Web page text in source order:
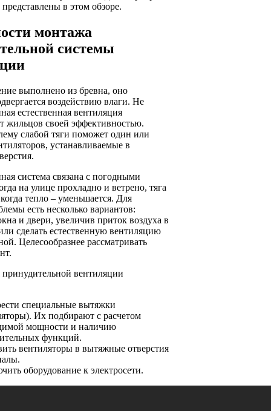
в этом обзоре.
монтажа
системы
выполнено из бревна, оно
воздействию влаги. Не
естественная вентиляция
жильцов своей эффективностью.
слабой тяги поможет один или
устанавливаемые в
система связана с погодными
на улице прохладно и ветрено, тяга
тепло – уменьшается. Для
есть несколько вариантов:
и двери, увеличив приток воздуха в
сделать естественную вентиляцию
Целесообразнее рассматривать
принудительной вентиляции
специальные вытяжки
Их подбирают с расчетом
мощности и наличию
функций.
вентиляторы в вытяжные отверстия
оборудование к электросети.